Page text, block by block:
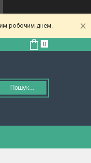
робочим днем.
Пошук...